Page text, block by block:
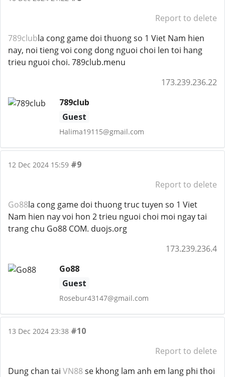
Report to delete
789clubla cong game doi thuong so 1 Viet Nam hien
nay, noi tieng voi cong dong nguoi choi len toi hang
trieu nguoi choi. 789club.menu
173.239.236.22
789club
Guest
Halima19115@gmail.com
12 Dec 2024 15:59 #9
Report to delete
Go88la cong game doi thuong truc tuyen so 1 Viet
Nam hien nay voi hon 2 trieu nguoi choi moi ngay tai
trang chu Go88 COM. duojs.org
173.239.236.4
Go88
Guest
Rosebur43147@gmail.com
13 Dec 2024 23:38 #10
Report to delete
Dung chan tai VN88se khong lam anh em lang phi thoi